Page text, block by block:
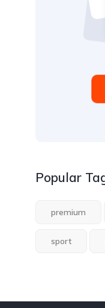
Popular
premium
sport